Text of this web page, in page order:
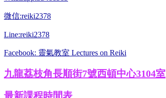
微信:reiki2378
Line:reiki2378
Facebook: 靈氣教室 Lectures on Reiki
九龍荔枝角長順街7號西頓中心3104室
最新課程時間表